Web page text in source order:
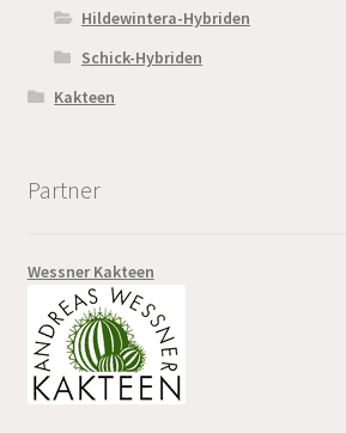
Hildewintera-Hybriden
Schick-Hybriden
Kakteen
Partner
Wessner Kakteen